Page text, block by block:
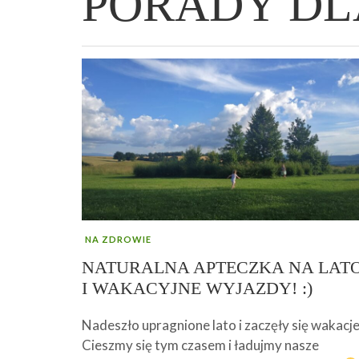
WIELKANOCNA BABKA DROŻDŻOWA –
„TRZYGODZINNA”
„PRZEMIANA” PODRÓŻ DO SIŁY I
WOLNOŚCI :)
GENIALNY ZAKWAS Z BURAKÓW
ROBOTY – WZMACNIA KREW I
AFIRMACJE – TWORZENIE DOBREGO
ŻYCIA!
NA ZDROWIE
NATURALNA APTECZKA NA
I WAKACYJNE WYJAZDY! :)
Nadeszło upragnione lato i zaczęły się
Cieszmy się tym czasem i ładujmy nasze